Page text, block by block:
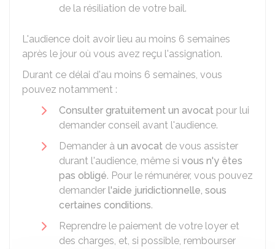
de la résiliation de votre bail.
L'audience doit avoir lieu au moins 6 semaines
après le jour où vous avez reçu l'assignation.
Durant ce délai d'au moins 6 semaines, vous
pouvez notamment :
Consulter gratuitement un avocat pour lui
demander conseil avant l'audience.
Demander à un avocat de vous assister
durant l'audience, même si vous n'y êtes
pas obligé. Pour le rémunérer, vous pouvez
demander l'aide juridictionnelle, sous
certaines conditions.
Reprendre le paiement de votre loyer et
des charges, et, si possible, rembourser